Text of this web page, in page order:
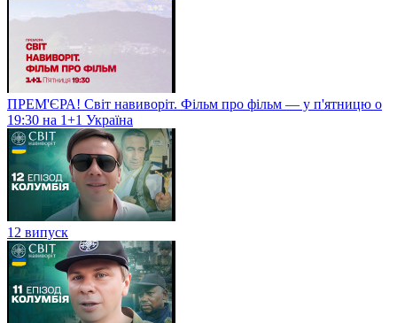
ПРЕМ'ЄРА! Світ навиворіт. Фільм про фільм — у п'ятницю о
19:30 на 1+1 Україна
12 випуск